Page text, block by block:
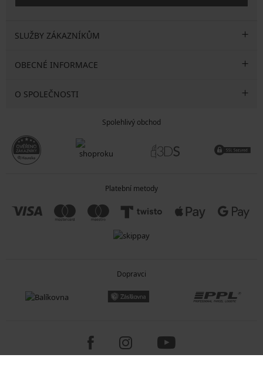
SLUŽBY ZÁKAZNÍKŮM
OBECNÉ INFORMACE
O SPOLEČNOSTI
Spolehlivý obchod
Platební metody
Dopravci